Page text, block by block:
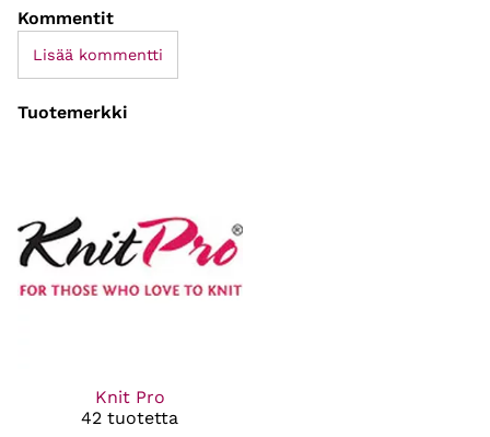
Kommentit
Lisää kommentti
Tuotemerkki
Knit Pro
42 tuotetta